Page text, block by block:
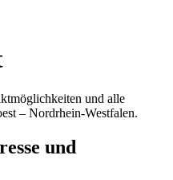
und alle
– Nordrhein-Westfalen.
und